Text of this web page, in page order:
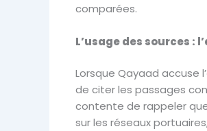
comparées.
L’usage des sources
Lorsque Qayaad accuse
de citer les passages
contente de rappeler
sur les réseaux